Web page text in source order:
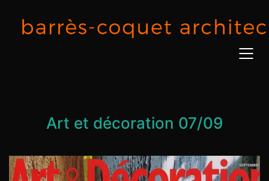
Art et décoration 07/09